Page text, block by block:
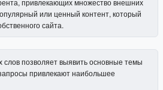
или ценный контент, который
сайта.
слов позволяет выявить основные темы
привлекают наибольшее